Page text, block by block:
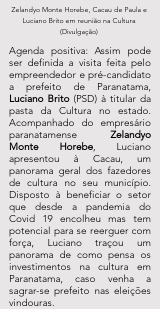
Zelandyo Monte Horebe, Cacau de Paula e
Luciano Brito em reunião na Cultura
(Divulgação)
Agenda positiva: Assim pode
ser definida a visita feita pelo
empreendedor e pré-candidato
Luciano Brito (PSD) à titular da
pasta da Cultura no estado.
Acompanhado do empresário
paranatamense Zelandyo
Monte Horebe, Luciano
apresentou à Cacau, um
panorama geral dos fazedores
de cultura no seu município.
Disposto à beneficiar o setor
que desde a pandemia do
Covid 19 encolheu mas tem
potencial para se reerguer com
força, Luciano traçou um
panorama de como pensa os
investimentos na cultura em
Paranatama, caso venha a
sagrar-se prefeito nas eleições
vindouras.